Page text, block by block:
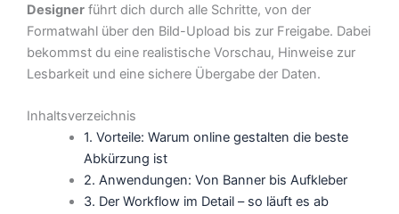
Designer führt dich durch alle Schritte, von der
Formatwahl über den Bild-Upload bis zur Freigabe. Dabei
bekommst du eine realistische Vorschau, Hinweise zur
Lesbarkeit und eine sichere Übergabe der Daten.
Inhaltsverzeichnis
1. Vorteile: Warum online gestalten die beste
Abkürzung ist
2. Anwendungen: Von Banner bis Aufkleber
3. Der Workflow im Detail – so läuft es ab